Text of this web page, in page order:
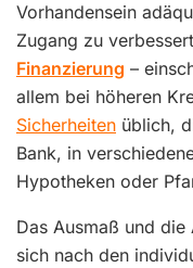
Vorhandensein
Zugang zu
Finanzierung –
allem bei höheren
Sicherheiten üblich,
Bank, in
Hypotheken oder
Das Ausmaß und die
sich nach den